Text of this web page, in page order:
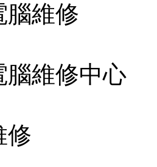
腦維修
腦維修中心
修